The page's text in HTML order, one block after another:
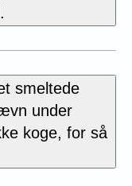
smeltede
under
koge, for så